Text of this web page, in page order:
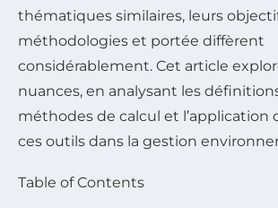
thématiques similaires, leurs
méthodologies et portée diffèrent
considérablement. Cet article
nuances, en analysant les
méthodes de calcul et l’application
ces outils dans la gestion
Table of Contents